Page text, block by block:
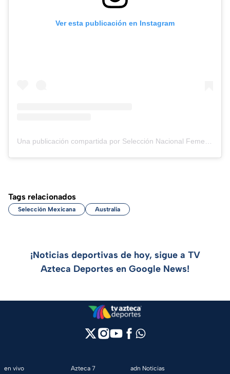
Ver esta publicación en Instagram
Tags relacionados
Selección Mexicana Australia
¡Noticias deportivas de hoy, sigue a TV
Azteca Deportes en Google News!
en vivo
Azteca 7
adn Noticias